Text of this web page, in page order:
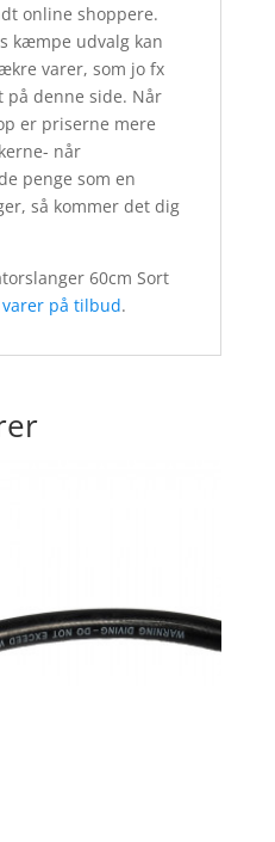
online shoppere.
kæmpe udvalg kan
varer, som jo fx
denne side. Når
er priserne mere
når
penge som en
så kommer det dig
60cm Sort
på tilbud.